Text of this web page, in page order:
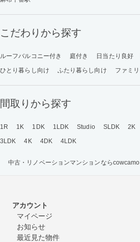
こだわりから探す
ルーフバルコニー付き 庭付き 日当たり良好
ひとり暮らし向け
ふたり暮らし向け ファミ
間取りから探す
1R 1K 1DK 1LDK Studio SLDK 2K
3LDK
4K 4DK 4LDK
中古・リノベーションマンションならcowcamo
アカウント
マイページ
お知らせ
最近見た物件